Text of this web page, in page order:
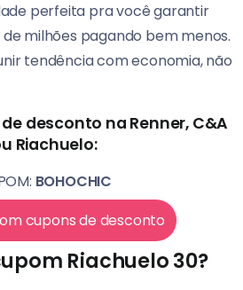
perfeita pra você garantir
milhões pagando bem menos.
tendência com economia, não
desconto na Renner, C&A
Riachuelo:
BOHOCHIC
cupons de desconto
Riachuelo 30?